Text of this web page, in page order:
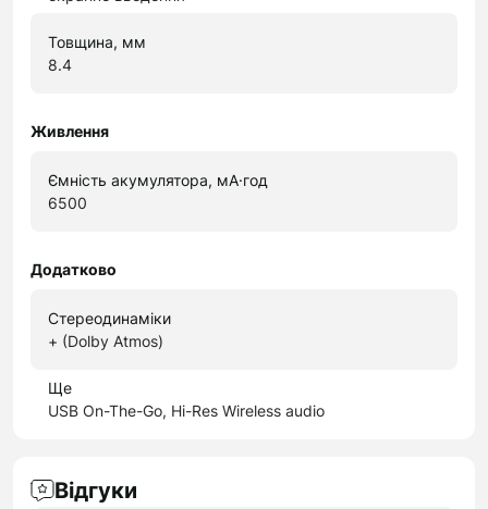
Товщина, мм
8.4
Живлення
Ємність акумулятора, мА·год
6500
Додатково
Стереодинаміки
+ (Dolby Atmos)
Ще
USB On-The-Go, Hi-Res Wireless audio
Відгуки